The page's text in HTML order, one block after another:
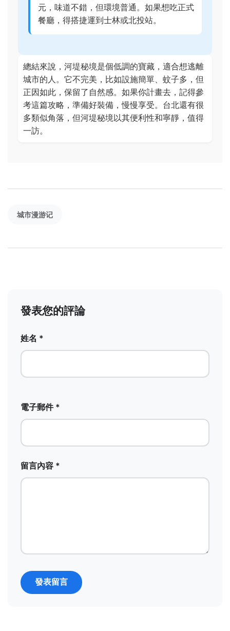
元，味道不錯，但環境普通。如果想吃正式
餐廳，得搭捷運到士林或北投站。
總結來說，河堤秘境是個低調的寶藏，適合想逃離
城市的人。它不完美，比如設施簡單、蚊子多，但
正因如此，保留了自然感。如果你計畫去，記得參
考這篇攻略，準備好裝備，慢慢享受。台北還有很
多類似角落，但河堤秘境以其便利性和寧靜，值得
一訪。
城市漫游记
發表您的評論
姓名 *
電子郵件 *
留言內容 *
發表留言